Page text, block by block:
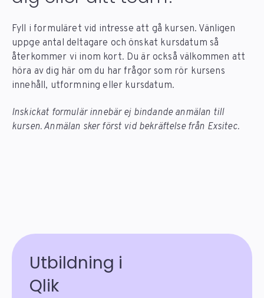
Fyll i formuläret vid intresse att gå kursen. Vänligen
uppge antal deltagare och önskat kursdatum så
återkommer vi inom kort. Du är också välkommen att
höra av dig här om du har frågor som rör kursens
innehåll, utformning eller kursdatum.
Inskickat formulär innebär ej bindande anmälan till
kursen. Anmälan sker först vid bekräftelse från Exsitec.
Utbildning i
Qlik